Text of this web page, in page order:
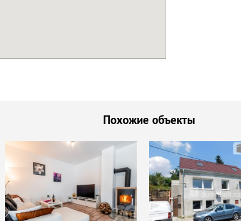
Похожие объекты